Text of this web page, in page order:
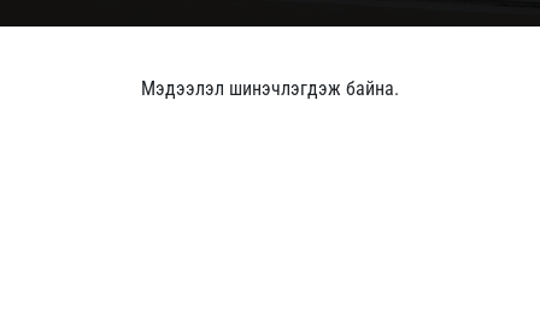
Мэдээлэл шинэчлэгдэж байна.